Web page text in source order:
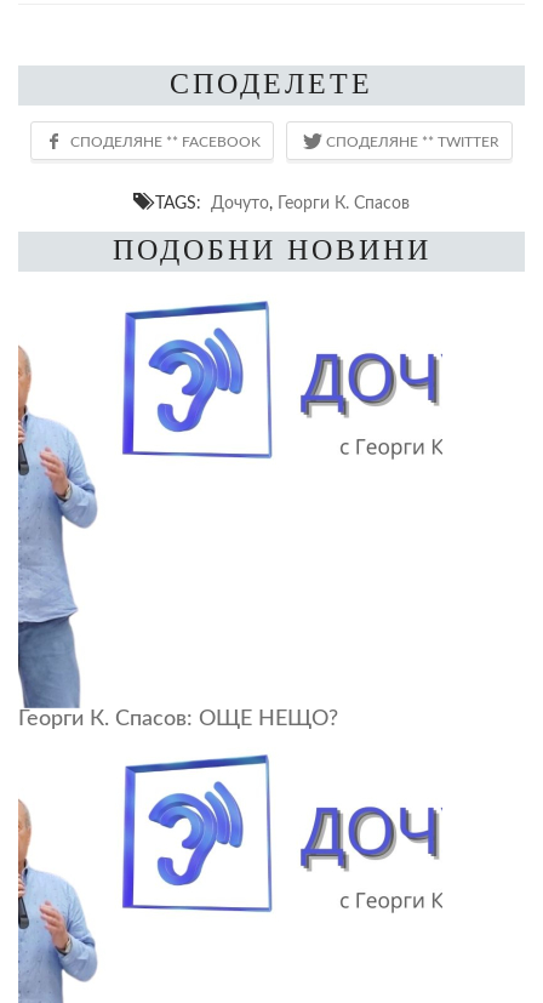
СПОДЕЛЕТЕ
TAGS: Дочуто, Георги К. Спасов
ПОДОБНИ НОВИНИ
Георги К. Спасов: ОЩЕ НЕЩО?